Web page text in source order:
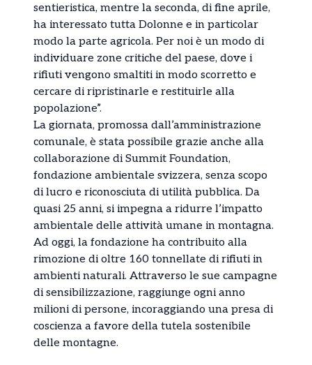
sentieristica, mentre la seconda, di fine aprile,
ha interessato tutta Dolonne e in particolar
modo la parte agricola. Per noi è un modo di
individuare zone critiche del paese, dove i
rifiuti vengono smaltiti in modo scorretto e
cercare di ripristinarle e restituirle alla
popolazione”.
La giornata, promossa dall’amministrazione
comunale, è stata possibile grazie anche alla
collaborazione di Summit Foundation,
fondazione ambientale svizzera, senza scopo
di lucro e riconosciuta di utilità pubblica. Da
quasi 25 anni, si impegna a ridurre l’impatto
ambientale delle attività umane in montagna.
Ad oggi, la fondazione ha contribuito alla
rimozione di oltre 160 tonnellate di rifiuti in
ambienti naturali. Attraverso le sue campagne
di sensibilizzazione, raggiunge ogni anno
milioni di persone, incoraggiando una presa di
coscienza a favore della tutela sostenibile
delle montagne.